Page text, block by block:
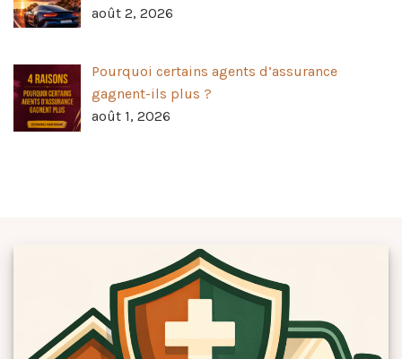
août 2, 2026
Pourquoi certains agents d’assurance
gagnent-ils plus ?
août 1, 2026